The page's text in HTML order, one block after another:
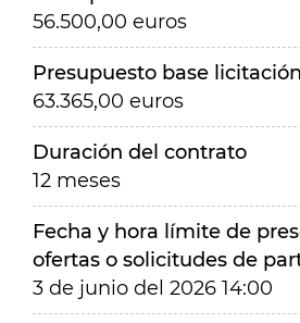
56.500,00 euros
Presupuesto base
63.365,00 euros
Duración del contrato
12 meses
Fecha y hora límite de
ofertas o solicitudes de
3 de junio del 2026 14:00